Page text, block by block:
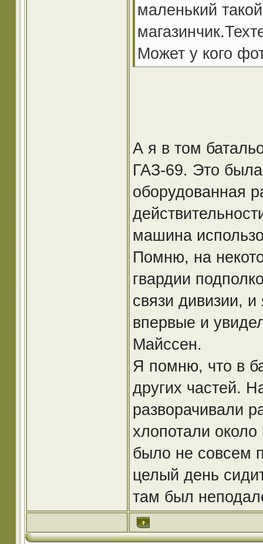
маленький
Может у кого
А я в том
ГАЗ-69. Это
оборудованная
машина
Помню, на
гвардии
связи дивизии, и
впервые и
Майссен.
Я помню, что в
других частей.
разворачивали
хлопотали
было не совсем
целый день
там был